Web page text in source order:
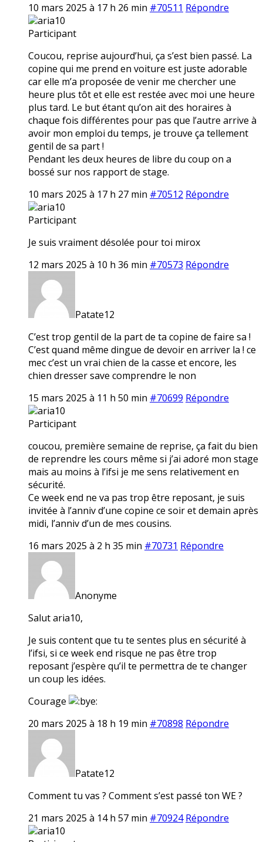
10 mars 2025 à 17 h 26 min #70511 Répondre
aria10
Participant
Coucou, reprise aujourd’hui, ça s’est bien passé. La
copine qui me prend en voiture est juste adorable
car elle m’a proposée de venir me chercher une
heure plus tôt et elle est restée avec moi une heure
plus tard. Le but étant qu’on ait des horaires à
chaque fois différentes pour pas que l’autre arrive à
avoir mon emploi du temps, je trouve ça tellement
gentil de sa part !
Pendant les deux heures de libre du coup on a
bossé sur nos rapport de stage.
10 mars 2025 à 17 h 27 min #70512 Répondre
aria10
Participant
Je suis vraiment désolée pour toi mirox
12 mars 2025 à 10 h 36 min #70573 Répondre
Patate12
C’est trop gentil de la part de ta copine de faire sa !
C’est quand même dingue de devoir en arriver la ! ce
mec c’est un vrai chien de la casse et encore, les
chien dresser save comprendre le non
15 mars 2025 à 11 h 50 min #70699 Répondre
aria10
Participant
coucou, première semaine de reprise, ça fait du bien
de reprendre les cours même si j’ai adoré mon stage
mais au moins à l’ifsi je me sens relativement en
sécurité.
Ce week end ne va pas trop être reposant, je suis
invitée à l’anniv d’une copine ce soir et demain après
midi, l’anniv d’un de mes cousins.
16 mars 2025 à 2 h 35 min #70731 Répondre
Anonyme
Salut aria10,
Je suis content que tu te sentes plus en sécurité à
l’ifsi, si ce week end risque ne pas être trop
reposant j’espère qu’il te permettra de te changer
un coup les idées.
Courage
20 mars 2025 à 18 h 19 min #70898 Répondre
Patate12
Comment tu vas ? Comment s’est passé ton WE ?
21 mars 2025 à 14 h 57 min #70924 Répondre
aria10